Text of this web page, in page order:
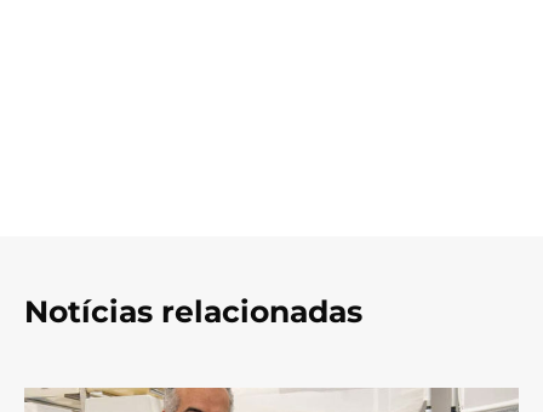
Notícias relacionadas